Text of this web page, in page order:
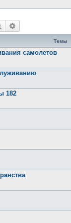
Поиск
Темы
самолетов
182